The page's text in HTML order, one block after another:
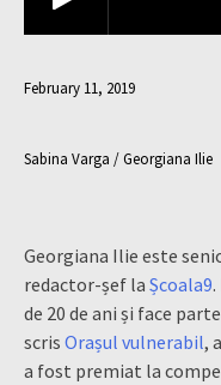
February 11, 2019
Sabina Varga / Georgiana Ilie
Georgiana Ilie este
redactor-șef la Școala9
de 20 de ani și face
scris Orașul vulnerabil,
a fost premiat la